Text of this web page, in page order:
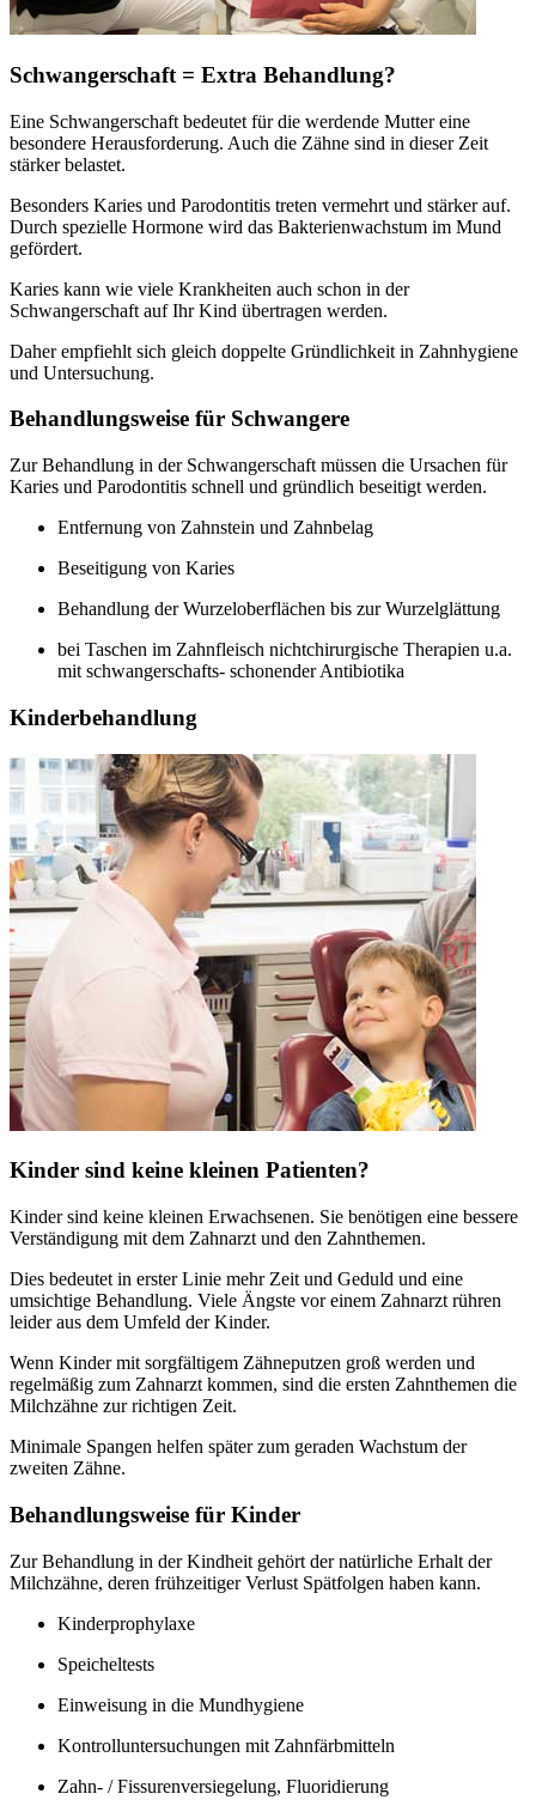
Schwangerschaft = Extra Behandlung?
Eine Schwangerschaft bedeutet für die werdende Mutter eine
besondere Herausforderung. Auch die Zähne sind in dieser Zeit
stärker belastet.
Besonders Karies und Parodontitis treten vermehrt und stärker auf.
Durch spezielle Hormone wird das Bakterienwachstum im Mund
gefördert.
Karies kann wie viele Krankheiten auch schon in der
Schwangerschaft auf Ihr Kind übertragen werden.
Daher empfiehlt sich gleich doppelte Gründlichkeit in Zahnhygiene
und Untersuchung.
Behandlungsweise für Schwangere
Zur Behandlung in der Schwangerschaft müssen die Ursachen für
Karies und Parodontitis schnell und gründlich beseitigt werden.
Entfernung von Zahnstein und Zahnbelag
Beseitigung von Karies
Behandlung der Wurzeloberflächen bis zur Wurzelglättung
bei Taschen im Zahnfleisch nichtchirurgische Therapien u.a.
mit schwangerschafts- schonender Antibiotika
Kinderbehandlung
Kinder sind keine kleinen Patienten?
Kinder sind keine kleinen Erwachsenen. Sie benötigen eine bessere
Verständigung mit dem Zahnarzt und den Zahnthemen.
Dies bedeutet in erster Linie mehr Zeit und Geduld und eine
umsichtige Behandlung. Viele Ängste vor einem Zahnarzt rühren
leider aus dem Umfeld der Kinder.
Wenn Kinder mit sorgfältigem Zähneputzen groß werden und
regelmäßig zum Zahnarzt kommen, sind die ersten Zahnthemen die
Milchzähne zur richtigen Zeit.
Minimale Spangen helfen später zum geraden Wachstum der
zweiten Zähne.
Behandlungsweise für Kinder
Zur Behandlung in der Kindheit gehört der natürliche Erhalt der
Milchzähne, deren frühzeitiger Verlust Spätfolgen haben kann.
Kinderprophylaxe
Speicheltests
Einweisung in die Mundhygiene
Kontrolluntersuchungen mit Zahnfärbmitteln
Zahn- / Fissurenversiegelung, Fluoridierung